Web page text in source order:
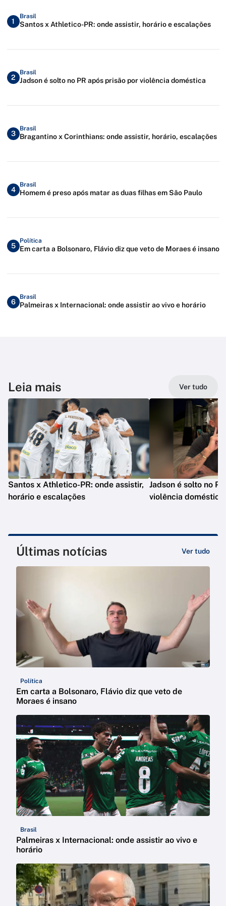
1
Brasil
Santos x Athletico-PR: onde assistir, horário e escalações
2
Brasil
Jadson é solto no PR após prisão por violência doméstica
3
Brasil
Bragantino x Corinthians: onde assistir, horário, escalações
4
Brasil
Homem é preso após matar as duas filhas em São Paulo
5
Política
Em carta a Bolsonaro, Flávio diz que veto de Moraes é insano
6
Brasil
Palmeiras x Internacional: onde assistir ao vivo e horário
Leia mais Ver tudo
Santos x Athletico-PR: onde assistir,
horário e escalações
Jadson é solto no
violência doméstica
Últimas notícias Ver tudo
Política
Em carta a Bolsonaro, Flávio diz que veto de
Moraes é insano
Brasil
Palmeiras x Internacional: onde assistir ao vivo e
horário